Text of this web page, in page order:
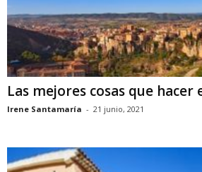
Las mejores cosas que hacer
Irene Santamaría - 21 junio, 2021